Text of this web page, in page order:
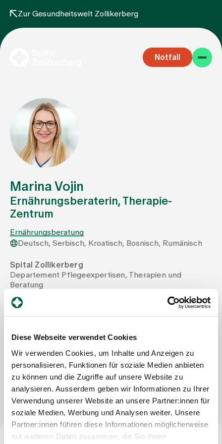
Diese Webseite verwendet Cookies
Wir verwenden Cookies, um Inhalte und Anzeigen zu
personalisieren, Funktionen für soziale Medien anbieten
zu können und die Zugriffe auf unsere Website zu
analysieren. Ausserdem geben wir Informationen zu Ihrer
Verwendung unserer Website an unsere Partner:innen für
soziale Medien, Werbung und Analysen weiter. Unsere
Partner:innen führen diese Informationen möglicherweise
mit weiteren Daten zusammen, die Sie ihnen
Zur Gesundheitswelt Zollikerberg
Notfall
Fachbereiche
Aufenthalt
Team
Zuweisende
Events
Aktuelles
Kontakt
Babygalerie
Blog
Marina Vojin
Ernährungsberaterin, Therapie-
Zentrum
Ernährungsberatung
Deutsch, Serbisch, Kroatisch, Bosnisch, Rumänisch
Spital Zollikerberg
Departement Pflegeexpertisen, Therapien und
Beratung
Trichtenhauserstrasse 20
8125 Zollikerberg
Mail
marina.vojin@spitalzollikerberg.ch
Nachricht schreiben